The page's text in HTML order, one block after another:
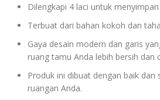
Dilengkapi 4 laci untuk
Terbuat dari bahan kokoh dan
Gaya desain modern dan garis
ruang tamu Anda lebih bersih dan
Produk ini dibuat dengan baik
ruangan Anda.